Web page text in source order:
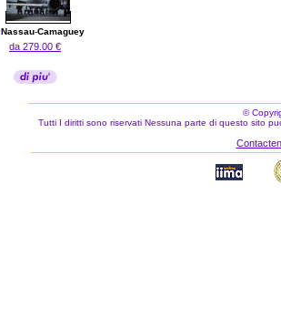
Nassau-Camaguey
da 279.00 €
©
Tutti I diritti sono riservati Nessuna parte di questo sito